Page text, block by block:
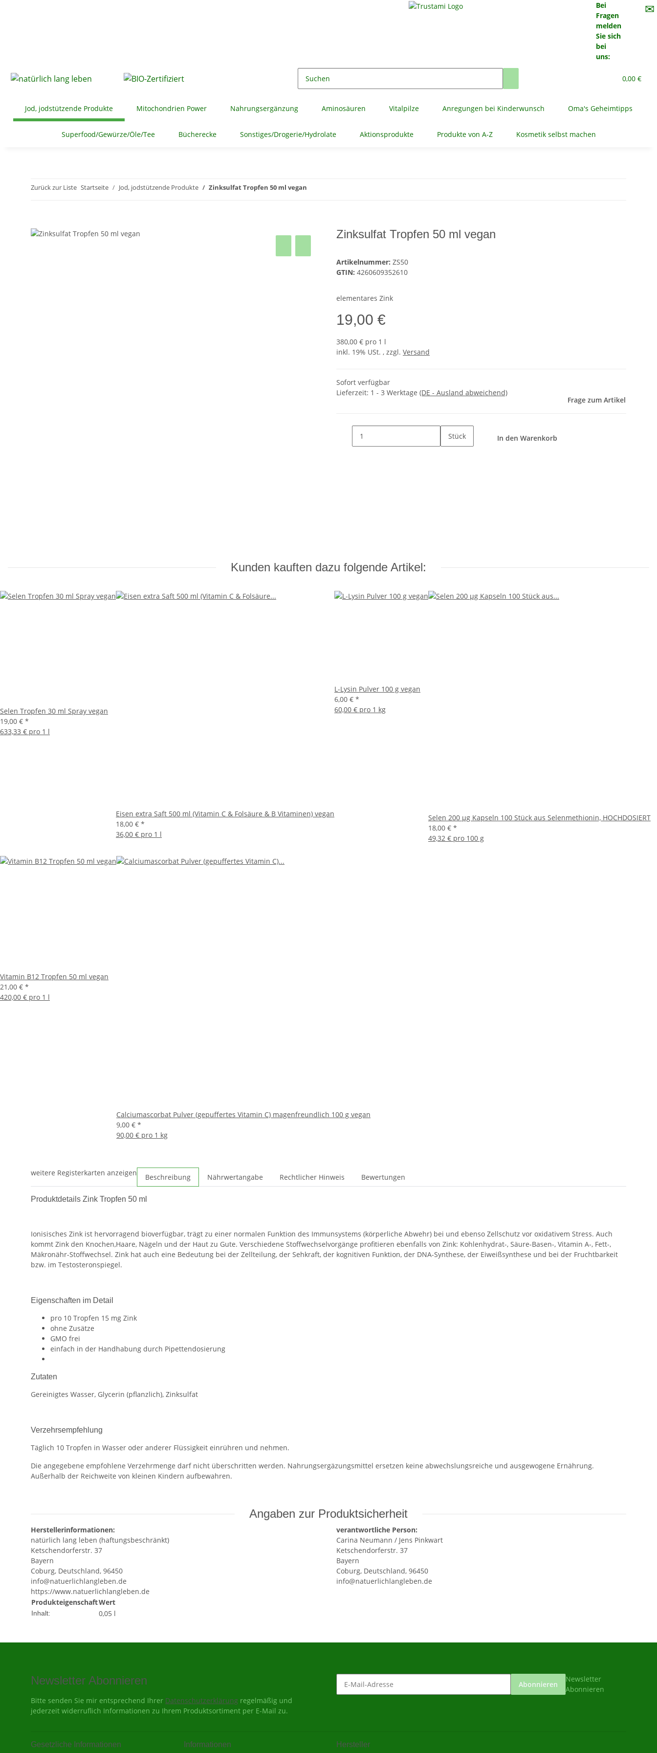
Bei
Fragen
melden
Sie sich
bei
uns:
✉
0,00 €
Jod, jodstützende Produkte Mitochondrien Power Nahrungsergänzung Aminosäuren Vitalpilze Anregungen bei Kinderwunsch Oma's Geheimtipps
Superfood/Gewürze/Öle/Tee Bücherecke Sonstiges/Drogerie/Hydrolate Aktionsprodukte Produkte von A-Z Kosmetik selbst machen
Zurück zur Liste Startseite Jod, jodstützende Produkte Zinksulfat Tropfen 50 ml vegan
Zinksulfat Tropfen 50 ml vegan
Artikelnummer: ZS50
GTIN: 4260609352610
elementares Zink
19,00 €
380,00 € pro 1 l
inkl. 19% USt. , zzgl. Versand
Sofort verfügbar
Lieferzeit: 1 - 3 Werktage (DE - Ausland abweichend)
Frage zum Artikel
Stück In den Warenkorb
Kunden kauften dazu folgende Artikel:
Selen Tropfen 30 ml Spray vegan
19,00 € *
633,33 € pro 1 l
Eisen extra Saft 500 ml (Vitamin C & Folsäure & B Vitaminen) vegan
18,00 € *
36,00 € pro 1 l
L-Lysin Pulver 100 g vegan
6,00 € *
60,00 € pro 1 kg
Selen 200 µg Kapseln 100 Stück aus Selenmethionin, HOCHDOSIERT
18,00 € *
49,32 € pro 100 g
Vitamin B12 Tropfen 50 ml vegan
21,00 € *
420,00 € pro 1 l
Calciumascorbat Pulver (gepuffertes Vitamin C) magenfreundlich 100 g vegan
9,00 € *
90,00 € pro 1 kg
weitere Registerkarten anzeigen Beschreibung Nährwertangabe Rechtlicher Hinweis Bewertungen
Produktdetails Zink Tropfen 50 ml
Ionisisches Zink ist hervorragend bioverfügbar, trägt zu einer normalen Funktion des Immunsystems (körperliche Abwehr) bei und ebenso Zellschutz vor oxidativem Stress. Auch
kommt Zink den Knochen,Haare, Nägeln und der Haut zu Gute. Verschiedene Stoffwechselvorgänge profitieren ebenfalls von Zink: Kohlenhydrat-, Säure-Basen-, Vitamin A-, Fett-,
Mäkronähr-Stoffwechsel. Zink hat auch eine Bedeutung bei der Zellteilung, der Sehkraft, der kognitiven Funktion, der DNA-Synthese, der Eiweißsynthese und bei der Fruchtbarkeit
bzw. im Testosteronspiegel.
Eigenschaften im Detail
pro 10 Tropfen 15 mg Zink
ohne Zusätze
GMO frei
einfach in der Handhabung durch Pipettendosierung
Zutaten
Gereinigtes Wasser, Glycerin (pflanzlich), Zinksulfat
Verzehrsempfehlung
Täglich 10 Tropfen in Wasser oder anderer Flüssigkeit einrühren und nehmen.
Die angegebene empfohlene Verzehrmenge darf nicht überschritten werden. Nahrungsergäzungsmittel ersetzen keine abwechslungsreiche und ausgewogene Ernährung.
Außerhalb der Reichweite von kleinen Kindern aufbewahren.
Angaben zur Produktsicherheit
Herstellerinformationen:
natürlich lang leben (haftungsbeschränkt)
Ketschendorferstr. 37
Bayern
Coburg, Deutschland, 96450
info@natuerlichlangleben.de
https://www.natuerlichlangleben.de
verantwortliche Person:
Carina Neumann / Jens Pinkwart
Ketschendorferstr. 37
Bayern
Coburg, Deutschland, 96450
info@natuerlichlangleben.de
ProdukteigenschaftWert
Inhalt: 0,05 l
Newsletter Abonnieren
Bitte senden Sie mir entsprechend Ihrer Datenschutzerklärung regelmäßig und
jederzeit widerruflich Informationen zu Ihrem Produktsortiment per E-Mail zu.
Abonnieren
Newsletter
Abonnieren
Gesetzliche Informationen Informationen Hersteller